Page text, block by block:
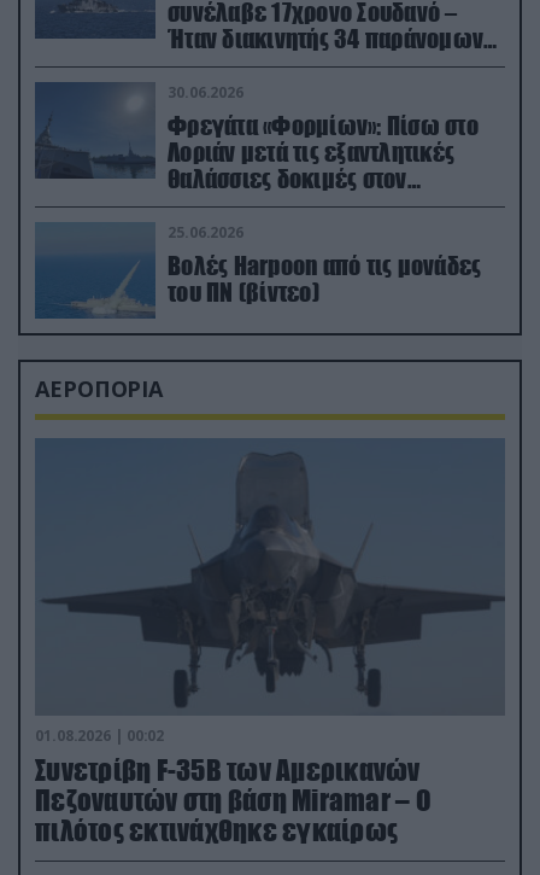
συνέλαβε 17χρονο Σουδανό –
Ήταν διακινητής 34 παράνομων
μεταναστών
30.06.2026
Φρεγάτα «Φορμίων»: Πίσω στο
Λοριάν μετά τις εξαντλητικές
θαλάσσιες δοκιμές στον
απαιτητικό Βισκαϊκό
25.06.2026
Βολές Harpoon από τις μονάδες
του ΠΝ (βίντεο)
ΑΕΡΟΠΟΡΙΑ
01.08.2026 | 00:02
Συνετρίβη F-35B των Αμερικανών
Πεζοναυτών στη βάση Miramar – Ο
πιλότος εκτινάχθηκε εγκαίρως